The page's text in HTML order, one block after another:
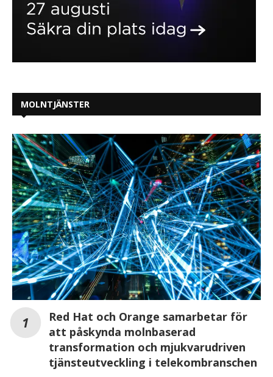
MOLNTJÄNSTER
Red Hat och Orange samarbetar för
att påskynda molnbaserad
transformation och mjukvarudriven
tjänsteutveckling i telekombranschen